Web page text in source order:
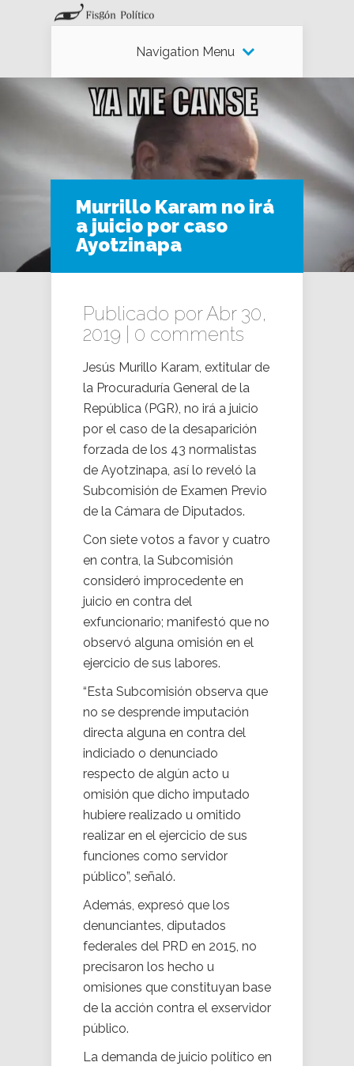
Navigation Menu
Murrillo Karam no irá
a juicio por caso
Ayotzinapa
Publicado por Abr 30,
2019 | 0 comments
Jesús Murillo Karam, extitular de
la Procuraduría General de la
República (PGR), no irá a juicio
por el caso de la desaparición
forzada de los 43 normalistas
de Ayotzinapa, así lo reveló la
Subcomisión de Examen Previo
de la Cámara de Diputados.
Con siete votos a favor y cuatro
en contra, la Subcomisión
consideró improcedente en
juicio en contra del
exfuncionario; manifestó que no
observó alguna omisión en el
ejercicio de sus labores.
“Esta Subcomisión observa que
no se desprende imputación
directa alguna en contra del
indiciado o denunciado
respecto de algún acto u
omisión que dicho imputado
hubiere realizado u omitido
realizar en el ejercicio de sus
funciones como servidor
público”, señaló.
Además, expresó que los
denunciantes, diputados
federales del PRD en 2015, no
precisaron los hecho u
omisiones que constituyan base
de la acción contra el exservidor
público.
La demanda de juicio político en